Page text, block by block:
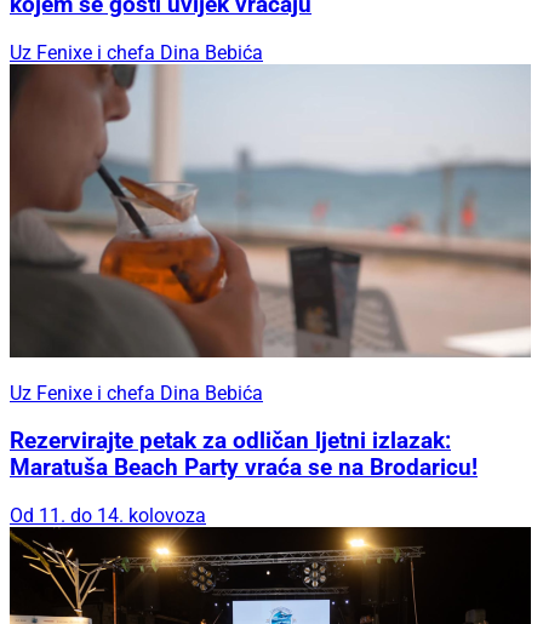
Uz Fenixe i chefa Dina Bebića
Uz Fenixe i chefa Dina Bebića
Rezervirajte petak za odličan ljetni izlazak:
Maratuša Beach Party vraća se na Brodaricu!
Od 11. do 14. kolovoza